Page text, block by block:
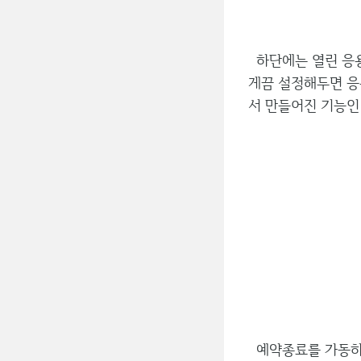
하단에는 열린 응
게끔 설정해두면
서 만들어진 기능
예약종료를 가동